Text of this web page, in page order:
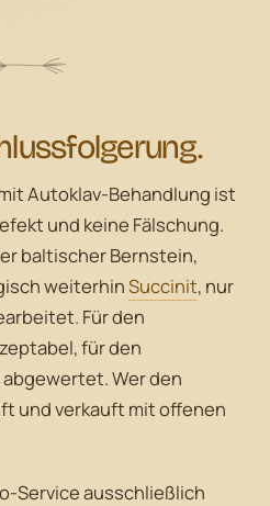
Autoklav-Behandlung ist
und keine Fälschung.
baltischer Bernstein,
weiterhinSuccinit, nur
Für den
für den
Wer den
und verkauft mit offenen
Service ausschließlich